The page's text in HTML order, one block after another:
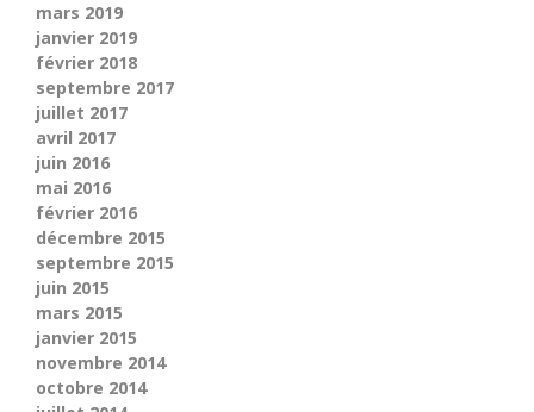
mars 2019
janvier 2019
février 2018
septembre 2017
juillet 2017
avril 2017
juin 2016
mai 2016
février 2016
décembre 2015
septembre 2015
juin 2015
mars 2015
janvier 2015
novembre 2014
octobre 2014